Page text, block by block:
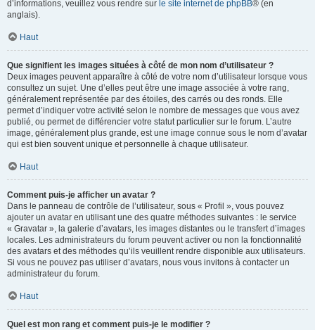
d’informations, veuillez vous rendre sur le site internet de phpBB® (en
anglais).
Haut
Que signifient les images situées à côté de mon nom d’utilisateur ?
Deux images peuvent apparaître à côté de votre nom d’utilisateur lorsque vous
consultez un sujet. Une d’elles peut être une image associée à votre rang,
généralement représentée par des étoiles, des carrés ou des ronds. Elle
permet d’indiquer votre activité selon le nombre de messages que vous avez
publié, ou permet de différencier votre statut particulier sur le forum. L’autre
image, généralement plus grande, est une image connue sous le nom d’avatar
qui est bien souvent unique et personnelle à chaque utilisateur.
Haut
Comment puis-je afficher un avatar ?
Dans le panneau de contrôle de l’utilisateur, sous « Profil », vous pouvez
ajouter un avatar en utilisant une des quatre méthodes suivantes : le service
« Gravatar », la galerie d’avatars, les images distantes ou le transfert d’images
locales. Les administrateurs du forum peuvent activer ou non la fonctionnalité
des avatars et des méthodes qu’ils veuillent rendre disponible aux utilisateurs.
Si vous ne pouvez pas utiliser d’avatars, nous vous invitons à contacter un
administrateur du forum.
Haut
Quel est mon rang et comment puis-je le modifier ?